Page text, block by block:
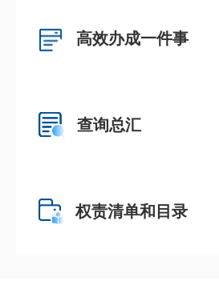
高效办成一件事
查询总汇
权责清单和目录